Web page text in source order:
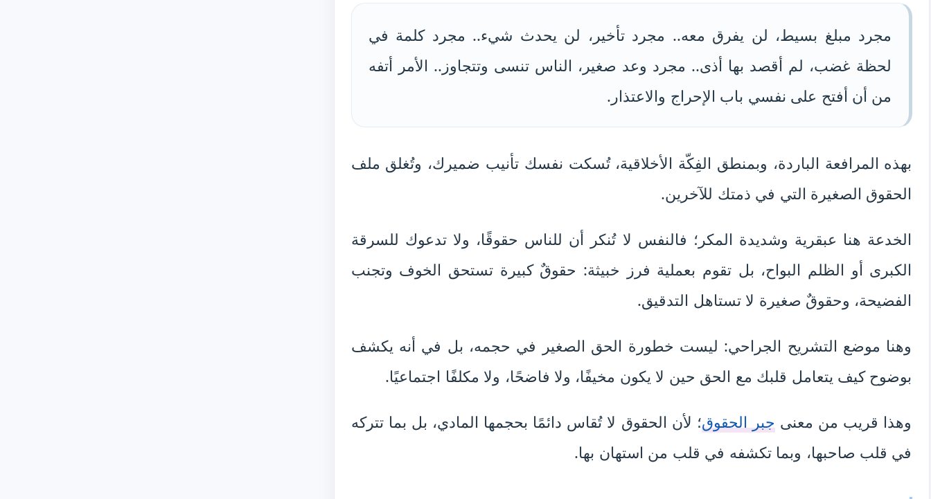
مجرد مبلغ بسيط، لن يفرق معه.. مجرد تأخير، لن يحدث شيء.. مجرد كلمة في
لحظة غضب، لم أقصد بها أذى.. مجرد وعد صغير، الناس تنسى وتتجاوز.. الأمر أتفه
من أن أفتح على نفسي باب الإحراج والاعتذار.
بهذه المرافعة الباردة، وبمنطق الفِكّة الأخلاقية، تُسكت نفسك تأنيب ضميرك، وتُغلق ملف
الحقوق الصغيرة التي في ذمتك للآخرين.
الخدعة هنا عبقرية وشديدة المكر؛ فالنفس لا تُنكر أن للناس حقوقًا، ولا تدعوك للسرقة
الكبرى أو الظلم البواح، بل تقوم بعملية فرز خبيثة: حقوقٌ كبيرة تستحق الخوف وتجنب
الفضيحة، وحقوقٌ صغيرة لا تستاهل التدقيق.
وهنا موضع التشريح الجراحي: ليست خطورة الحق الصغير في حجمه، بل في أنه يكشف
بوضوح كيف يتعامل قلبك مع الحق حين لا يكون مخيفًا، ولا فاضحًا، ولا مكلفًا اجتماعيًا.
وهذا قريب من معنى جبر الحقوق؛ لأن الحقوق لا تُقاس دائمًا بحجمها المادي، بل بما تتركه
في قلب صاحبها، وبما تكشفه في قلب من استهان بها.